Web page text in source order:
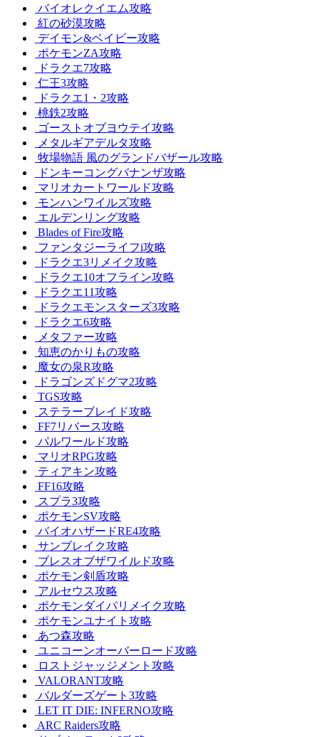
バイオレクイエム攻略
紅の砂漠攻略
デイモン&ベイビー攻略
ポケモンZA攻略
ドラクエ7攻略
仁王3攻略
ドラクエ1・2攻略
桃鉄2攻略
ゴーストオブヨウテイ攻略
メタルギアデルタ攻略
牧場物語 風のグランドバザール攻略
ドンキーコングバナンザ攻略
マリオカートワールド攻略
モンハンワイルズ攻略
エルデンリング攻略
Blades of Fire攻略
ファンタジーライフi攻略
ドラクエ3リメイク攻略
ドラクエ10オフライン攻略
ドラクエ11攻略
ドラクエモンスターズ3攻略
ドラクエ6攻略
メタファー攻略
知恵のかりもの攻略
魔女の泉R攻略
ドラゴンズドグマ2攻略
TGS攻略
ステラーブレイド攻略
FF7リバース攻略
パルワールド攻略
マリオRPG攻略
ティアキン攻略
FF16攻略
スプラ3攻略
ポケモンSV攻略
バイオハザードRE4攻略
サンブレイク攻略
ブレスオブザワイルド攻略
ポケモン剣盾攻略
アルセウス攻略
ポケモンダイパリメイク攻略
ポケモンユナイト攻略
あつ森攻略
ユニコーンオーバーロード攻略
ロストジャッジメント攻略
VALORANT攻略
バルダーズゲート3攻略
LET IT DIE: INFERNO攻略
ARC Raiders攻略